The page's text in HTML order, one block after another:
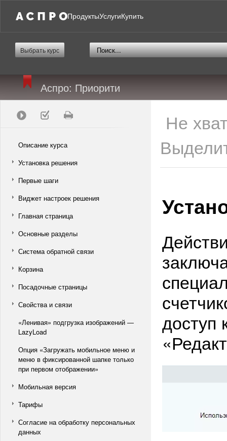
ПродуктыУслугиКупить
Выбрать курс
Аспро: Приорити
Описание курса
Установка решения
Первые шаги
Виджет настроек решения
Главная страница
Основные разделы
Система обратной связи
Корзина
Посадочные страницы
Свойства и связи
«Ленивая» подгрузка изображений —
LazyLoad
Опция «Загружать мобильное меню и
меню в фиксированной шапке только
при первом отображении»
Мобильная версия
Тарифы
Согласие на обработку персональных
данных
Не
доступ